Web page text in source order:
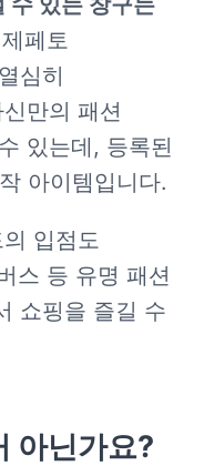
제페토
심히
만의 패션
있는데, 등록된
아이템입니다.
입점도
스 등 유명 패션
쇼핑을 즐길 수
아닌가요?